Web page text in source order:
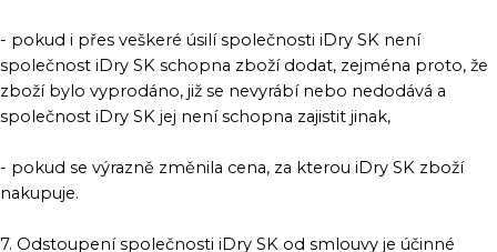
- pokud i přes veškeré úsilí společnosti iDry SK není
společnost iDry SK schopna zboží dodat, zejména proto, že
zboží bylo vyprodáno, již se nevyrábí nebo nedodává a
společnost iDry SK jej není schopna zajistit jinak,
- pokud se výrazně změnila cena, za kterou iDry SK zboží
nakupuje.
7. Odstoupení společnosti iDry SK od smlouvy je účinné